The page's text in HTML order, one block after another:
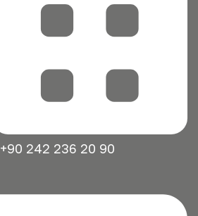
+90 242 236 20 90